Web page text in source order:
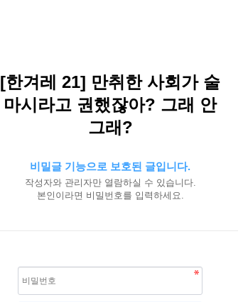
[한겨레 21] 만취한 사회가 술
마시라고 권했잖아? 그래 안
그래?
비밀글 기능으로 보호된 글입니다.
작성자와 관리자만 열람하실 수 있습니다.
본인이라면 비밀번호를 입력하세요.